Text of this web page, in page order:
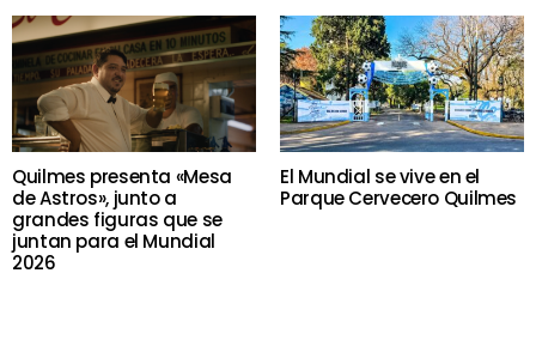
Quilmes presenta «Mesa
de Astros», junto a
grandes figuras que se
juntan para el Mundial
2026
El Mundial se vive en el
Parque Cervecero Quilmes